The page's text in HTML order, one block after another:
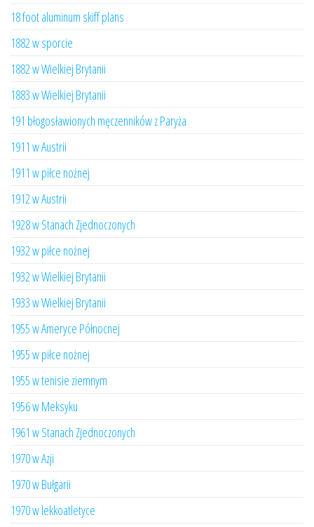
18 foot aluminum skiff plans
1882 w sporcie
1882 w Wielkiej Brytanii
1883 w Wielkiej Brytanii
191 błogosławionych męczenników z Paryża
1911 w Austrii
1911 w piłce nożnej
1912 w Austrii
1928 w Stanach Zjednoczonych
1932 w piłce nożnej
1932 w Wielkiej Brytanii
1933 w Wielkiej Brytanii
1955 w Ameryce Północnej
1955 w piłce nożnej
1955 w tenisie ziemnym
1956 w Meksyku
1961 w Stanach Zjednoczonych
1970 w Azji
1970 w Bułgarii
1970 w lekkoatletyce